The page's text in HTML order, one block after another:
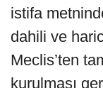
istifa
dahili ve
Meclis’ten
kurulması